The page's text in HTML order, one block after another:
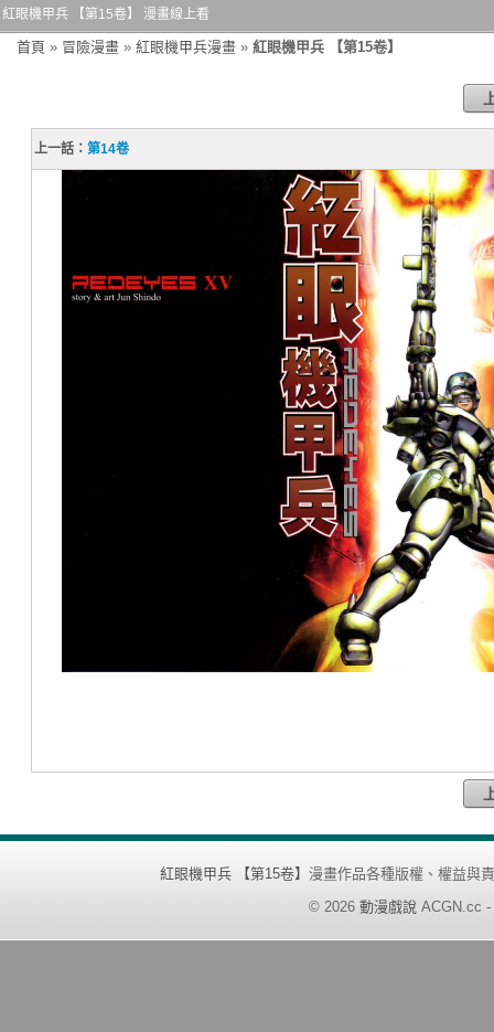
紅眼機甲兵 【第15卷】 漫畫線上看
首頁 » 冒險漫畫 » 紅眼機甲兵漫畫 » 紅眼機甲兵 【第15卷】
上一話：第14卷
紅眼機甲兵 【第15卷】 漫畫作品各種版權、權益與
© 2026 動漫戲說 ACGN.cc